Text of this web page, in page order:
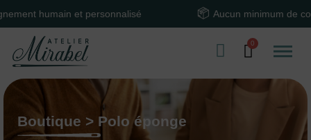
et personnalisé Aucun minimum de commande
Boutique > Polo éponge